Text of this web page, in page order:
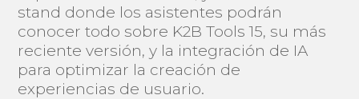
stand donde los asistentes podrán
conocer todo sobre K2B Tools 15, su más
reciente versión, y la integración de IA
para optimizar la creación de
experiencias de usuario.